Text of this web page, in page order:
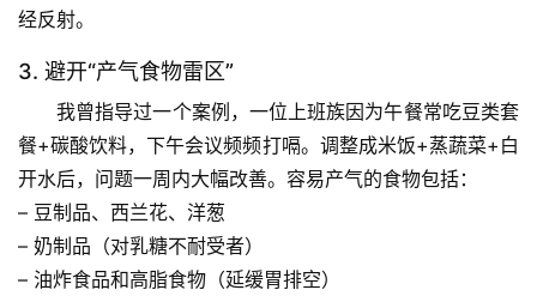
人
体
奥
历
史
档
案
经反射。
3. 避开“产气食物雷区”
我曾指导过一个案例，一位上班族因为午餐常吃豆类套
餐+碳酸饮料，下午会议频频打嗝。调整成米饭+蒸蔬菜+白
开水后，问题一周内大幅改善。容易产气的食物包括：
– 豆制品、西兰花、洋葱
– 奶制品（对乳糖不耐受者）
– 油炸食品和高脂食物（延缓胃排空）